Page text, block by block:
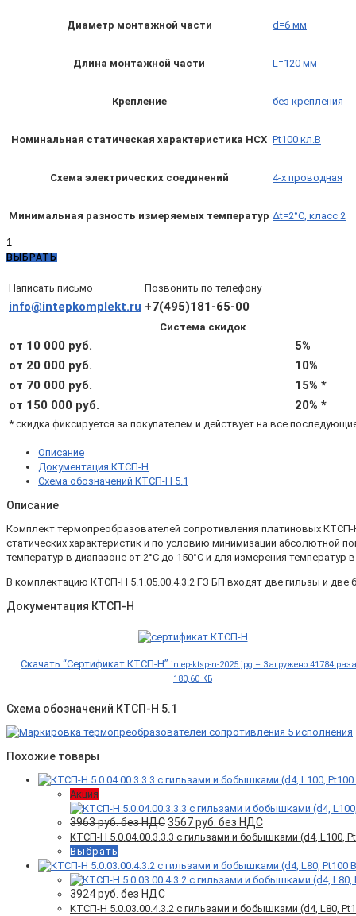
Диаметр монтажной части d=6 мм
Длина монтажной части L=120 мм
Крепление без крепления
Номинальная статическая характеристика НСХ Pt100 кл.B
Схема электрических соединений 4-х проводная
Минимальная разность измеряемых температур Δt=2°C, класс 2
Количество
товара
Н
5.1.05.00.4.3.2
с
и
(d6,
L120,
Pt100
4х,
ВЫБРАТЬ
Написать письмо Позвонить по телефону
info@intepkomplekt.ru +7(495)181-65-00
Система скидок
от 10 000 руб.
5%
от 20 000 руб.
10%
от 70 000 руб.
15% *
от 150 000 руб.
20% *
* скидка фиксируется за покупателем и действует на все
Описание
Документация КТСП-Н
Схема обозначений КТСП-Н 5.1
Описание
Комплект термопреобразователей сопротивления платиновых КТСП-
статических характеристик и по условию минимизации абсолютной
температур в диапазоне от 2°С до 150°С и для измерения температур
В комплектацию КТСП-Н 5.1.05.00.4.3.2 ГЗ БП входят две гильзы и
Документация КТСП-Н
Скачать “Сертификат КТСП-Н” intep-ktsp-n-2025.jpg – Загружено 41784
180,60 КБ
Схема обозначений КТСП-Н 5.1
Похожие товары
Акция
3963руб. без НДСПервоначальная
цена
без
НДС.
3567руб. без НДСТекущая
цена:
3567 руб.
НДС.
КТСП-Н 5.0.04.00.3.3.3 с гильзами и бобышками (d4, L100,
Выбрать
3924руб. без НДС
КТСП-Н 5.0.03.00.4.3.2 c гильзами и бобышками (d4, L80,